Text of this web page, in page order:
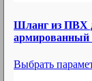
Шланг из ПВХ
армированный
Выбрать